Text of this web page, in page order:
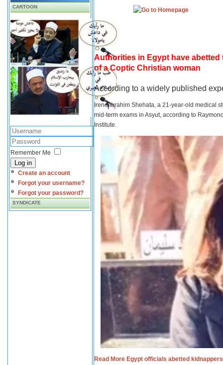
CARTOON
Remember Me
Log in
Create an account
Forgot your username?
Forgot your password?
SYNDICATE
Authorities in Egypt have
of a Coptic Christian woman
According to a widely published
Irene Ibrahim Shehata, a 21-year-old medical
mid-term exams in Asyut, according to
Institute.
Read More Egypt officials abetted